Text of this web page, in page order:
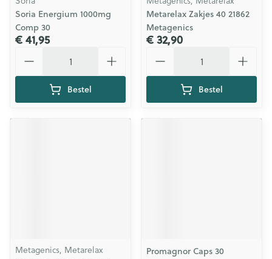
Soria Energium 1000mg
Comp 30
€ 41,95
Bestel
Metarelax Zakjes 40 21862
Metagenics
€ 32,90
Bestel
Metagenics, Metarelax
Promagnor Caps 30